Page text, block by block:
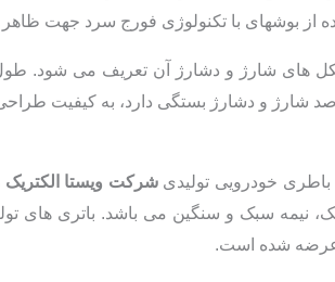
از بوشهای با تکنولوژی فورج سرد جهت ظاهر
شارژ و دشارژ آن تعریف می شود. طول
شارژ و دشارژ بستگی دارد، به کیفیت
باطری خودرویی تولیدیشرکت ویستا الکتریک
عرضه شده است.